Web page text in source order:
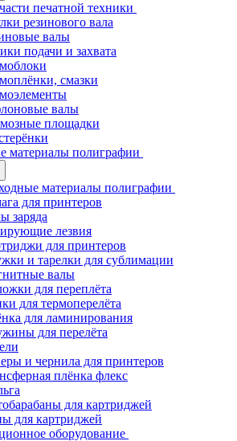
печатной техники
резинового вала
валы
подачи и захвата
смазки
валы
площадки
материалы полиграфии
материалы полиграфии
для принтеров
заряда
лезвия
для принтеров
и тарелки для сублимации
валы
для переплёта
для термоперелёта
для ламинирования
для перелёта
и чернила для принтеров
плёнка флекс
для картриджей
для картриджей
оборудование